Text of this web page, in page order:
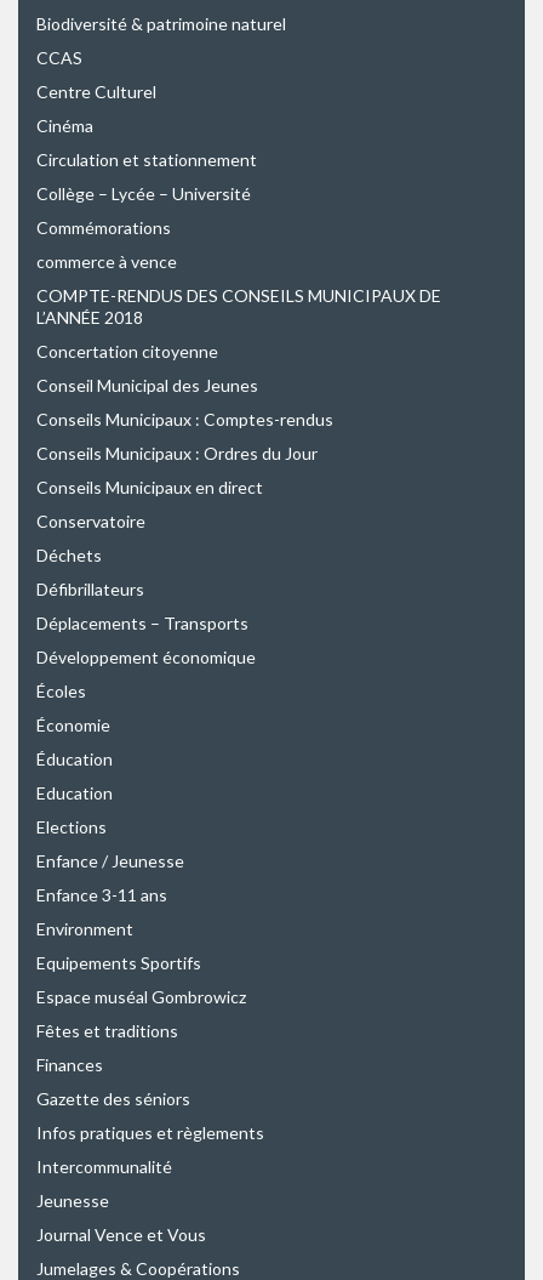
Biodiversité & patrimoine naturel
CCAS
Centre Culturel
Cinéma
Circulation et stationnement
Collège – Lycée – Université
Commémorations
commerce à vence
COMPTE-RENDUS DES CONSEILS MUNICIPAUX DE
L’ANNÉE 2018
Concertation citoyenne
Conseil Municipal des Jeunes
Conseils Municipaux : Comptes-rendus
Conseils Municipaux : Ordres du Jour
Conseils Municipaux en direct
Conservatoire
Déchets
Défibrillateurs
Déplacements – Transports
Développement économique
Écoles
Économie
Éducation
Education
Elections
Enfance / Jeunesse
Enfance 3-11 ans
Environment
Equipements Sportifs
Espace muséal Gombrowicz
Fêtes et traditions
Finances
Gazette des séniors
Infos pratiques et règlements
Intercommunalité
Jeunesse
Journal Vence et Vous
Jumelages & Coopérations